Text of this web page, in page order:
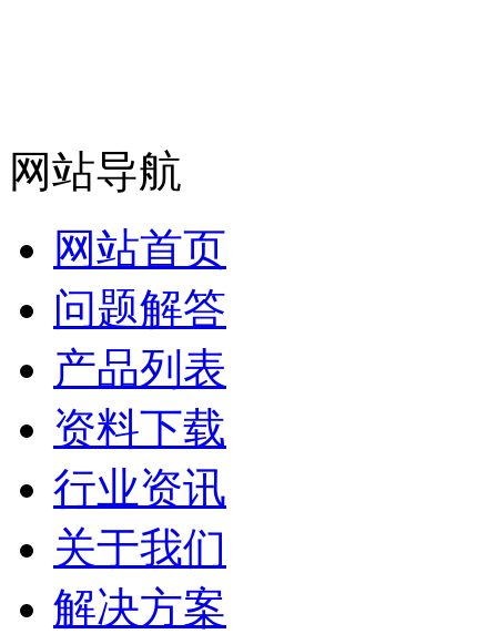
网站导航
网站首页
问题解答
产品列表
资料下载
行业资讯
关于我们
解决方案